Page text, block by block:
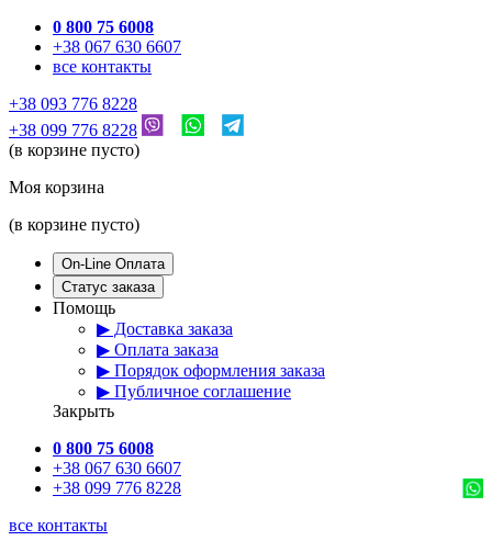
0 800 75 6008
+38 067 630 6607
все контакты
+38 093 776 8228
+38 099 776 8228
(в корзине пусто)
Моя корзина
(в корзине пусто)
On-Line Оплата
Статус заказа
Помощь
▶ Доставка заказа
▶ Оплата заказа
▶ Порядок оформления заказа
▶ Публичное соглашение
Закрыть
0 800 75 6008
+38 067 630 6607
+38 099 776 8228
все контакты